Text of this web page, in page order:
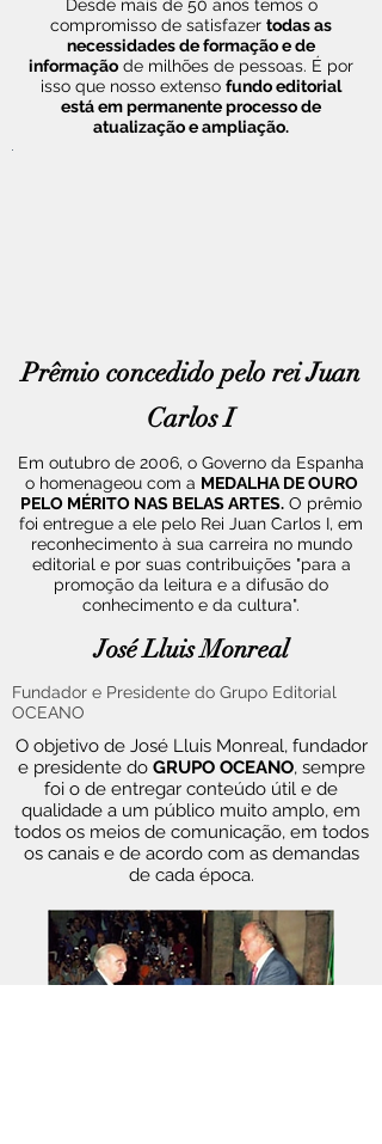
Desde mais de 50 anos temos o
compromisso de satisfazer todas as
necessidades de formação e de
informação de milhões de pessoas. É por
isso que nosso extenso fundo editorial
está em permanente processo de
atualização e ampliação.
Prêmio concedido pelo rei Juan
Carlos I
Em outubro de 2006, o Governo da Espanha
o homenageou com a MEDALHA DE OURO
PELO MÉRITO NAS BELAS ARTES. O prêmio
foi entregue a ele pelo Rei Juan Carlos I, em
reconhecimento à sua carreira no mundo
editorial e por suas contribuições "para a
promoção da leitura e a difusão do
conhecimento e da cultura".
José Lluis Monreal
Fundador e Presidente do Grupo Editorial
OCEANO
O objetivo de José Lluis Monreal, fundador
e presidente do GRUPO OCEANO, sempre
foi o de entregar conteúdo útil e de
qualidade a um público muito amplo, em
todos os meios de comunicação, em todos
os canais e de acordo com as demandas
de cada época.